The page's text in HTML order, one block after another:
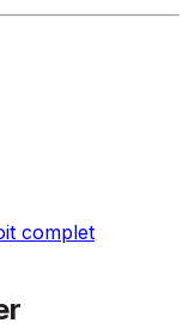
complet